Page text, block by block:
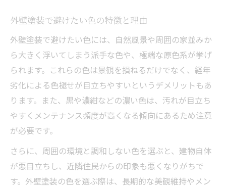
外壁塗装で避けたい色の特徴と理由
外壁塗装で避けたい色には、自然風景や周囲の家並みか
ら大きく浮いてしまう派手な色や、極端な原色系が挙げ
られます。これらの色は景観を損ねるだけでなく、経年
劣化による色褪せが目立ちやすいというデメリットもあ
ります。また、黒や濃紺などの濃い色は、汚れが目立ち
やすくメンテナンス頻度が高くなる傾向にあるため注意
が必要です。
さらに、周囲の環境と調和しない色を選ぶと、建物自体
が悪目立ちし、近隣住民からの印象も悪くなりがちで
す。外壁塗装の色を選ぶ際は、長期的な美観維持やメン